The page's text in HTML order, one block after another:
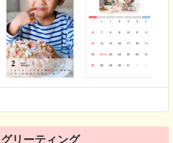
グリーティング